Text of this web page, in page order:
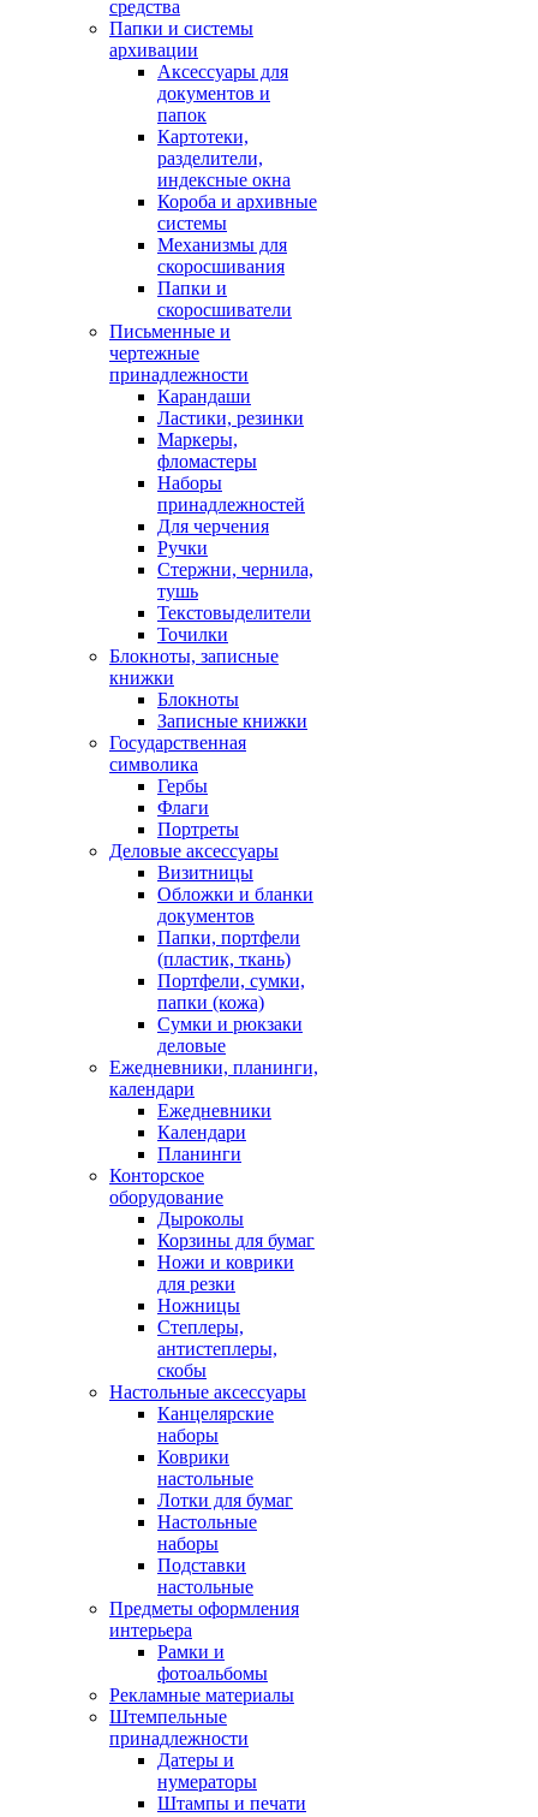
средства
Папки и системы
архивации
Аксессуары для
документов и
папок
Картотеки,
разделители,
индексные окна
Короба и архивные
системы
Механизмы для
скоросшивания
Папки и
скоросшиватели
Письменные и
чертежные
принадлежности
Карандаши
Ластики, резинки
Маркеры,
фломастеры
Наборы
принадлежностей
Для черчения
Ручки
Стержни, чернила,
тушь
Текстовыделители
Точилки
Блокноты, записные
книжки
Блокноты
Записные книжки
Государственная
символика
Гербы
Флаги
Портреты
Деловые аксессуары
Визитницы
Обложки и бланки
документов
Папки, портфели
(пластик, ткань)
Портфели, сумки,
папки (кожа)
Сумки и рюкзаки
деловые
Ежедневники, планинги,
календари
Ежедневники
Календари
Планинги
Конторское
оборудование
Дыроколы
Корзины для бумаг
Ножи и коврики
для резки
Ножницы
Степлеры,
антистеплеры,
скобы
Настольные аксессуары
Канцелярские
наборы
Коврики
настольные
Лотки для бумаг
Настольные
наборы
Подставки
настольные
Предметы оформления
интерьера
Рамки и
фотоальбомы
Рекламные материалы
Штемпельные
принадлежности
Датеры и
нумераторы
Штампы и печати